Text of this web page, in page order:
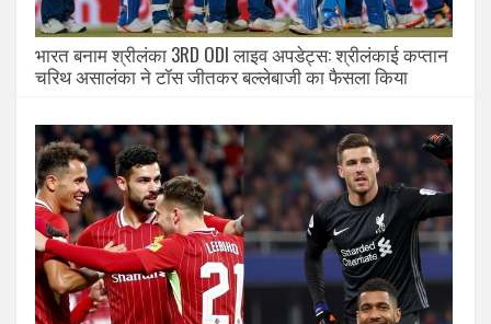
भारत बनाम श्रीलंका 3RD ODI लाइव अपडेट्स: श्रीलंकाई कप्तान
चरिथ असालंका ने टॉस जीतकर बल्लेबाजी का फैसला किया